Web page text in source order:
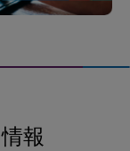
報